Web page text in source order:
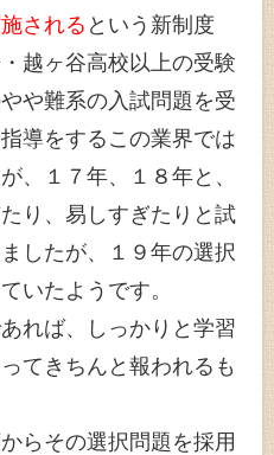
される という新制度
越ヶ谷高校以上の受験
や難系の入試問題を受
導をするこの業界では
、１７年、１８年と、
り、易しすぎたりと試
したが、１９年の選択
いたようです。
れば、しっかりと学習
てきちんと報われるも
らその選択問題を採用